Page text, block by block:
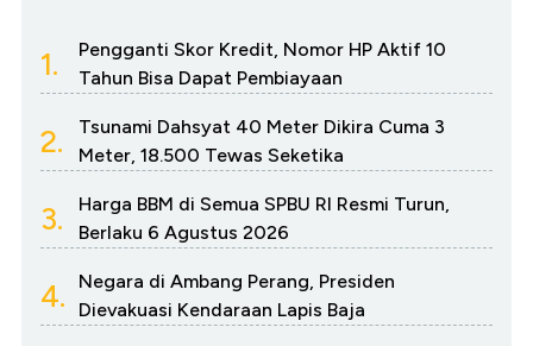
1.
Pengganti Skor Kredit, Nomor HP Aktif 10
Tahun Bisa Dapat Pembiayaan
2.
Tsunami Dahsyat 40 Meter Dikira Cuma 3
Meter, 18.500 Tewas Seketika
3.
Harga BBM di Semua SPBU RI Resmi Turun,
Berlaku 6 Agustus 2026
4.
Negara di Ambang Perang, Presiden
Dievakuasi Kendaraan Lapis Baja